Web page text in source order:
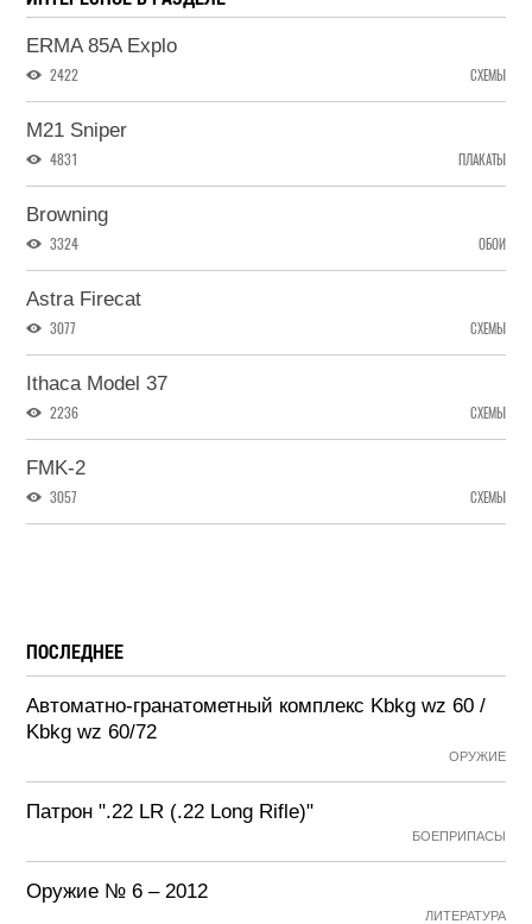
ERMA 85A Explo
2422 СХЕМЫ
M21 Sniper
4831 ПЛАКАТЫ
Browning
3324 ОБОИ
Astra Firecat
3077 СХЕМЫ
Ithaca Model 37
2236 СХЕМЫ
FMK-2
3057 СХЕМЫ
ПОСЛЕДНЕЕ
Автоматно-гранатометный комплекс Kbkg wz 60 /
Kbkg wz 60/72
ОРУЖИЕ
Патрон ".22 LR (.22 Long Rifle)"
БОЕПРИПАСЫ
Оружие № 6 – 2012
ЛИТЕРАТУРА